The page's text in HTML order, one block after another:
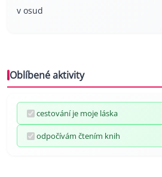
v osud
Oblíbené aktivity
cestování je moje láska
odpočívám čtením knih